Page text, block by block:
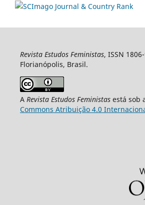
Revista Estudos Feministas, ISSN
Florianópolis, Brasil.
A Revista Estudos Feministasestá sob
Commons Atribuição 4.0